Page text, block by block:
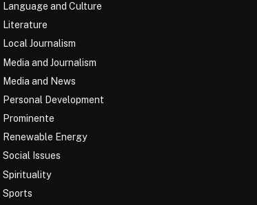
Language and Culture
Literature
Local Journalism
Media and Journalism
Media and News
Personal Development
Prominente
Renewable Energy
Social Issues
Spirituality
Sports